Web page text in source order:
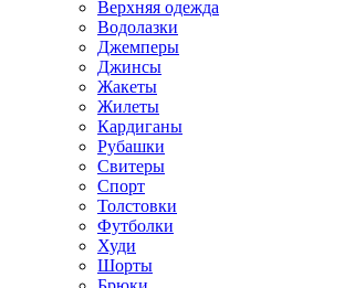
Верхняя одежда
Водолазки
Джемперы
Джинсы
Жакеты
Жилеты
Кардиганы
Рубашки
Свитеры
Спорт
Толстовки
Футболки
Худи
Шорты